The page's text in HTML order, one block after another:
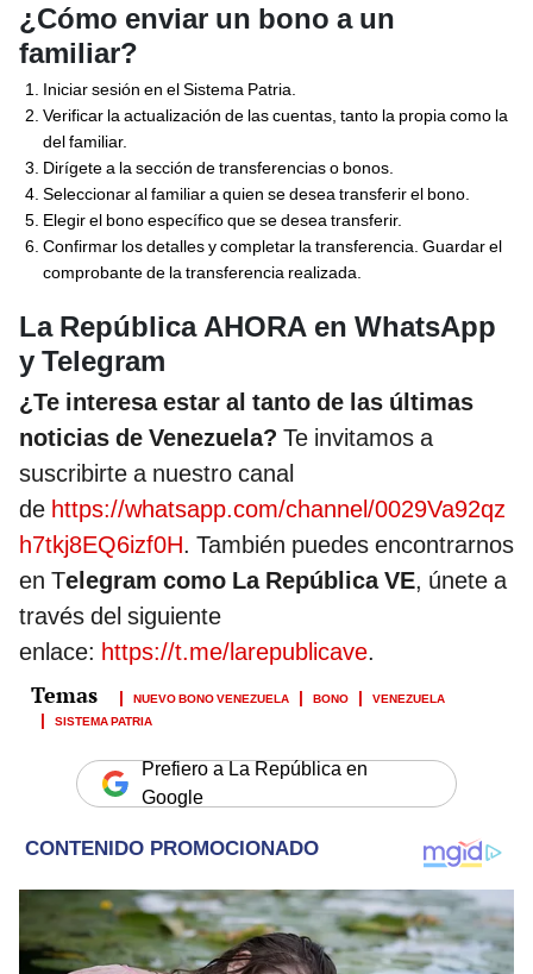
¿Cómo enviar un bono a un
familiar?
Iniciar sesión en el Sistema Patria.
Verificar la actualización de las cuentas, tanto la propia como la
del familiar.
Dirígete a la sección de transferencias o bonos.
Seleccionar al familiar a quien se desea transferir el bono.
Elegir el bono específico que se desea transferir.
Confirmar los detalles y completar la transferencia. Guardar el
comprobante de la transferencia realizada.
La República AHORA en WhatsApp
y Telegram
¿Te interesa estar al tanto de las últimas
noticias de Venezuela? Te invitamos a
suscribirte a nuestro canal
de https://whatsapp.com/channel/0029Va92qz
h7tkj8EQ6izf0H. También puedes encontrarnos
en Telegram como La República VE, únete a
través del siguiente
enlace: https://t.me/larepublicave.
NUEVO BONO VENEZUELA BONO
VENEZUELA
SISTEMA PATRIA
Prefiero a La República en
Google